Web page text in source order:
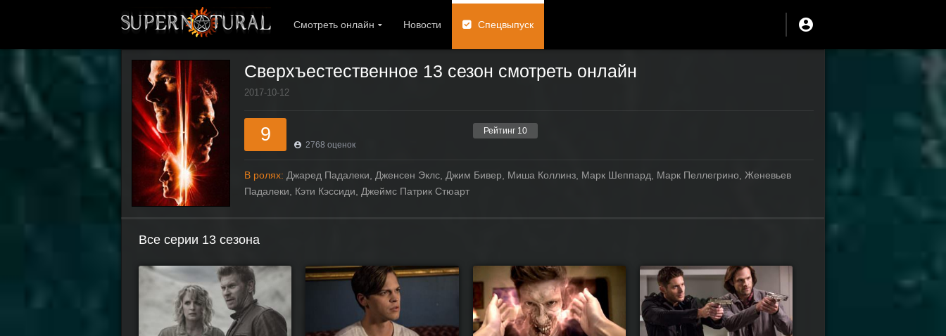
Смотреть онлайн Новости Спецвыпуск
Сверхъестественное 13 сезон смотреть онлайн
2017-10-12
Рейтинг 10
9 2768 оценок
В ролях: Джаред Падалеки, Дженсен Эклс, Джим Бивер, Миша Коллинз, Марк Шеппард, Марк Пеллегрино, Женевьев
Падалеки, Кэти Кэссиди, Джеймс Патрик Стюарт
Все серии 13 сезона